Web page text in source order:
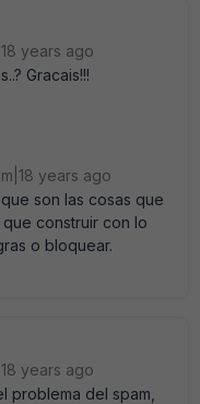
years ago
Gracais!!!
years ago
son las cosas que
construir con lo
o bloquear.
years ago
problema del spam,